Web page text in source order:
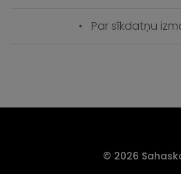
Par sīkdatņu
© 2026